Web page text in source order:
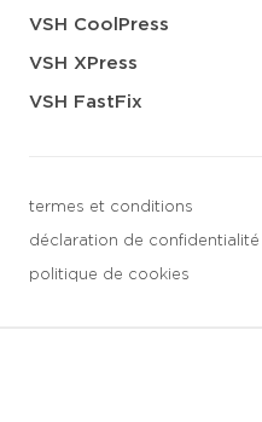
VSH CoolPress
VSH XPress
VSH FastFix
termes et conditions
déclaration de confidentialité
politique de cookies